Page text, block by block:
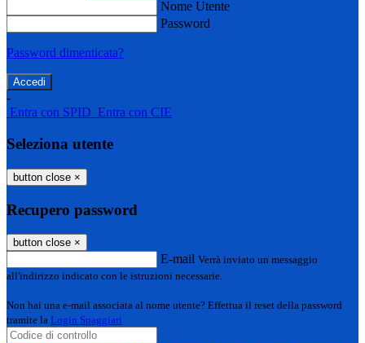
Nome Utente
Password
Password dimenticata?
-
Entra con SPID Entra con CIE
Seleziona utente
button close ×
Recupero password
button close ×
E-mail Verrà inviato un messaggio
all'indirizzo indicato con le istruzioni necessarie.
Non hai una e-mail associata al nome utente? Effettua il reset della password
tramite la Login Spaggiari